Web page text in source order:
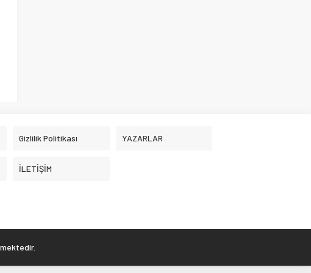
Gizlilik Politikası YAZARLAR
İLETİŞİM